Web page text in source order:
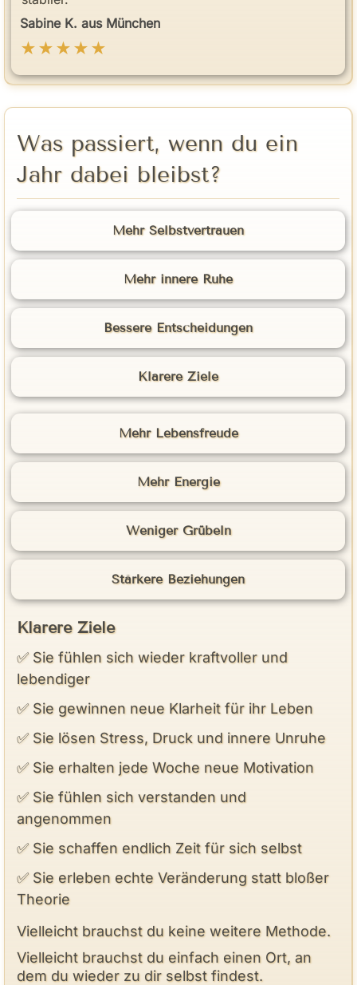
Sabine K. aus München
★★★★★
Was passiert, wenn du ein
Jahr dabei bleibst?
Mehr Selbstvertrauen
Mehr innere Ruhe
Bessere Entscheidungen
Klarere Ziele
Mehr Lebensfreude
Mehr Energie
Weniger Grübeln
Stärkere Beziehungen
Klarere Ziele
✅ Sie fühlen sich wieder kraftvoller und
lebendiger
✅ Sie gewinnen neue Klarheit für ihr Leben
✅ Sie lösen Stress, Druck und innere Unruhe
✅ Sie erhalten jede Woche neue Motivation
✅ Sie fühlen sich verstanden und
angenommen
✅ Sie schaffen endlich Zeit für sich selbst
✅ Sie erleben echte Veränderung statt bloßer
Theorie
Vielleicht brauchst du keine weitere Methode.
Vielleicht brauchst du einfach einen Ort, an
dem du wieder zu dir selbst findest.